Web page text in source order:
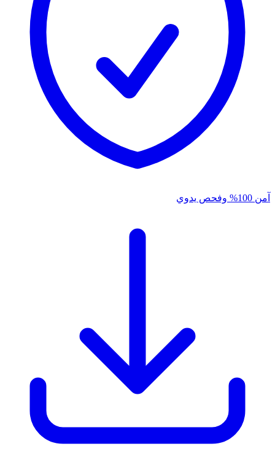
آمن 100% وفحص يدوي